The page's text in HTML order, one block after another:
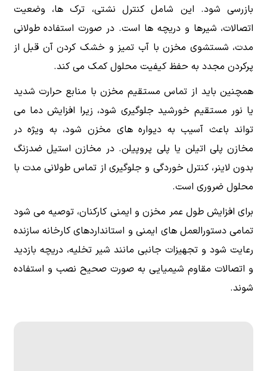
بازرسی شود. این شامل کنترل نشتی، ترک ها، وضعیت
اتصالات، شیرها و دریچه ها است. در صورت استفاده طولانی
مدت، شستشوی مخزن با آب تمیز و خشک کردن آن قبل از
پرکردن مجدد به حفظ کیفیت محلول کمک می کند.
همچنین باید از تماس مستقیم مخزن با منابع حرارت شدید
یا نور مستقیم خورشید جلوگیری شود، زیرا افزایش دما می
تواند باعث آسیب به دیواره های مخزن شود، به ویژه در
مخازن پلی اتیلن یا پلی پروپیلن. در مخازن استیل ضدزنگ
بدون لاینر، کنترل خوردگی و جلوگیری از تماس طولانی مدت با
محلول ضروری است.
برای افزایش طول عمر مخزن و ایمنی کارکنان، توصیه می شود
تمامی دستورالعمل های ایمنی و استانداردهای کارخانه سازنده
رعایت شود و تجهیزات جانبی مانند شیر تخلیه، دریچه بازدید
و اتصالات مقاوم شیمیایی به صورت صحیح نصب و استفاده
شوند.